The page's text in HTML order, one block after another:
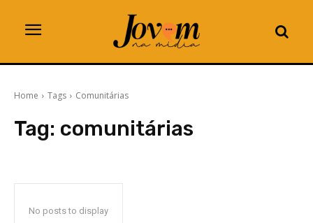
Home Tags Comunitárias
Tag: comunitárias
No posts to display